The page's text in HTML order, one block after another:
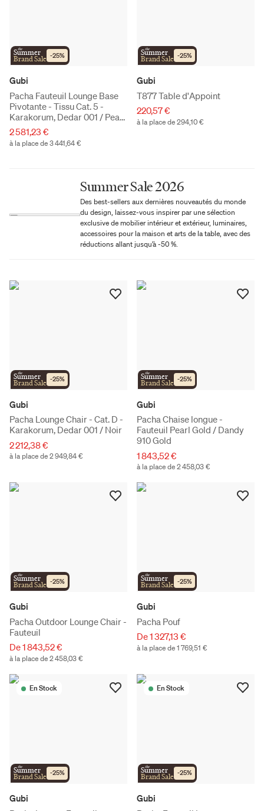
the
Summer
Brand Sale -25%
Gubi
Pacha Fauteuil Lounge Base
Pivotante - Tissu Cat. 5 -
Karakorum, Dedar 001 / Pearl
Gold
2 581,23 €
à la place de 3 441,64 €
the
Summer
Brand Sale -25%
Gubi
T877 Table d'Appoint
220,57 €
à la place de 294,10 €
Summer Sale 2026
Des best-sellers aux dernières nouveautés du monde
du design, laissez-vous inspirer par une sélection
exclusive de mobilier intérieur et extérieur, luminaires,
accessoires pour la maison et arts de la table, avec des
réductions allant jusqu’à -50 %.
the
Summer
Brand Sale -25%
Gubi
Pacha Lounge Chair - Cat. D -
Karakorum, Dedar 001 / Noir
2 212,38 €
à la place de 2 949,84 €
the
Summer
Brand Sale -25%
Gubi
Pacha Chaise longue -
Fauteuil Pearl Gold / Dandy
910 Gold
1 843,52 €
à la place de 2 458,03 €
the
Summer
Brand Sale -25%
Gubi
Pacha Outdoor Lounge Chair -
Fauteuil
De 1 843,52 €
à la place de 2 458,03 €
the
Summer
Brand Sale -25%
Gubi
Pacha Pouf
De 1 327,13 €
à la place de 1 769,51 €
En Stock
the
Summer
Brand Sale -25%
Gubi
En Stock
the
Summer
Brand Sale -25%
Gubi